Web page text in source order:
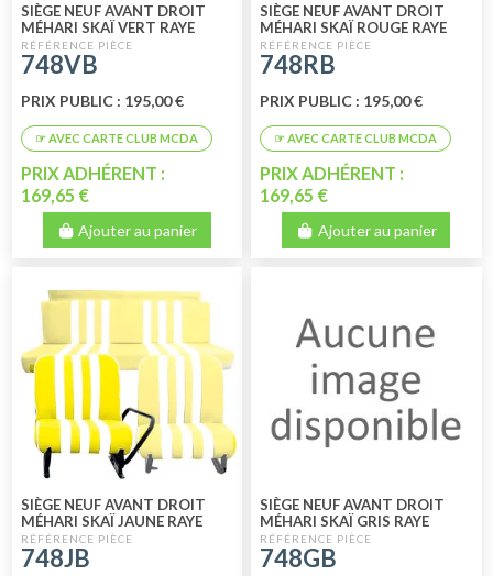
SIÈGE NEUF AVANT DROIT
MÉHARI SKAÏ VERT RAYE
BLANC
748VB
PRIX PUBLIC : 195,00 €
PRIX ADHÉRENT :
169,65 €
Ajouter au panier
SIÈGE NEUF AVANT DROIT
MÉHARI SKAÏ ROUGE RAYE
BLANC
748RB
PRIX PUBLIC : 195,00 €
PRIX ADHÉRENT :
169,65 €
Ajouter au panier
SIÈGE NEUF AVANT DROIT
MÉHARI SKAÏ JAUNE RAYE
BLANC
748JB
SIÈGE NEUF AVANT DROIT
MÉHARI SKAÏ GRIS RAYE
BLANC
748GB